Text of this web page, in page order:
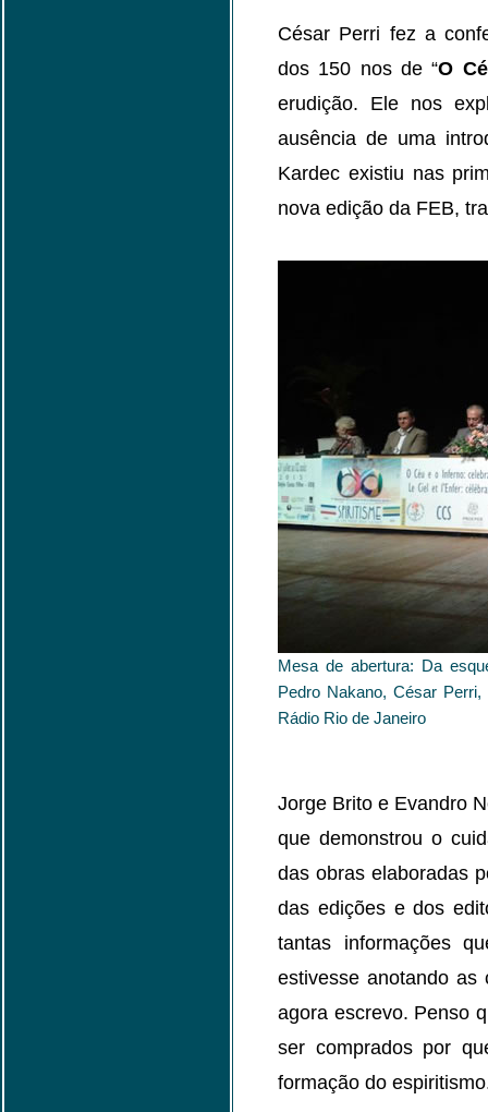
César Perri fez a
dos 150 nos de “O
erudição. Ele nos
ausência de uma
Kardec existiu nas
nova edição da FEB,
Mesa de abertura: Da
Pedro Nakano, César
Rádio Rio de Janeiro
Jorge Brito e Evandro
que demonstrou o
das obras elaboradas
das edições e dos
tantas informações
estivesse anotando as
agora escrevo. Penso
ser comprados por
formação do